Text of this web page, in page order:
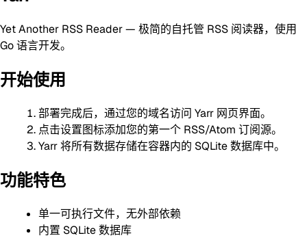
Yet Another RSS Reader — 极简的自托管 RSS 阅读器，使用
Go 语言开发。
开始使用
部署完成后，通过您的域名访问 Yarr 网页界面。
点击设置图标添加您的第一个 RSS/Atom 订阅源。
Yarr 将所有数据存储在容器内的 SQLite 数据库中。
功能特色
单一可执行文件，无外部依赖
内置 SQLite 数据库